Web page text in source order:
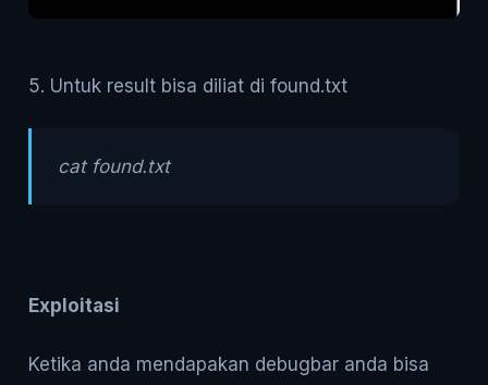
5. Untuk result bisa diliat di found.txt
cat found.txt
Exploitasi
Ketika anda mendapakan debugbar anda bisa